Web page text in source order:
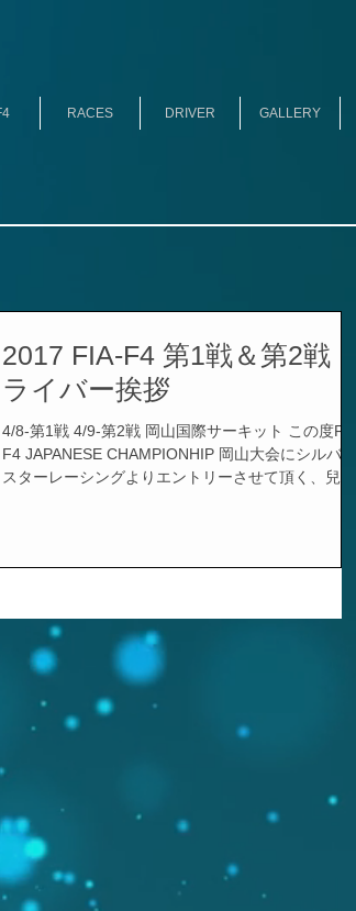
RACES DRIVER GALLERY
2017 FIA-F4 第1戦＆第2戦 ド
ライバー挨拶
4/8-第1戦 4/9-第2戦 岡山国際サーキット この度FIA-
F4 JAPANESE CHAMPIONHIP 岡山大会にシルバー
スターレーシングよりエントリーさせて頂く、兒島